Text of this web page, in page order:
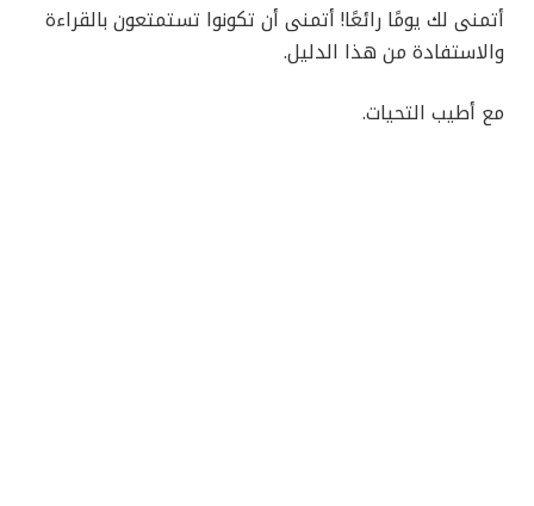
أتمنى لك يومًا رائعًا! أتمنى أن تكونوا تستمتعون بالقراءة
والاستفادة من هذا الدليل.
مع أطيب التحيات.